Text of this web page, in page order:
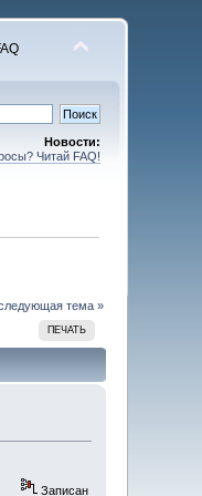
Новости:
Читай FAQ!
тема »
ПЕЧАТЬ
Записан